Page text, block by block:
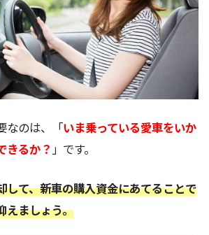
なのは、「いま乗っている愛車をいか
きるか？」です。
して、新車の購入資金にあてることで
えましょう。